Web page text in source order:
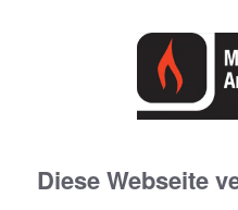
Diese Webseite